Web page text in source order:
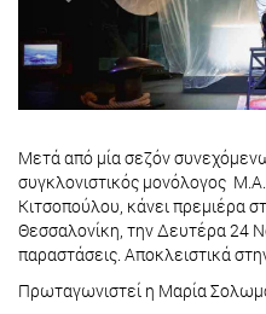
Μετά από μία σεζόν
συγκλονιστικός μονόλογος
Κιτσοπούλου, κάνει πρεμιέρα
Θεσσαλονίκη, την Δευτέρα 24
παραστάσεις. Αποκλειστικά
Πρωταγωνιστεί η Μαρία